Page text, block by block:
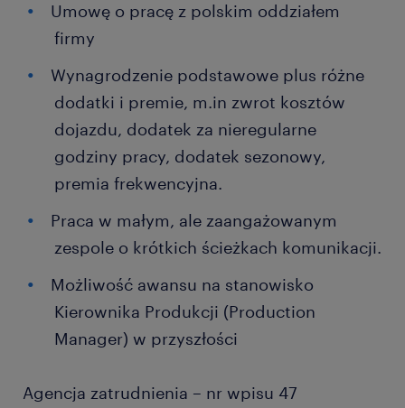
Umowę o pracę z polskim oddziałem
firmy
Wynagrodzenie podstawowe plus różne
dodatki i premie, m.in zwrot kosztów
dojazdu, dodatek za nieregularne
godziny pracy, dodatek sezonowy,
premia frekwencyjna.
Praca w małym, ale zaangażowanym
zespole o krótkich ścieżkach komunikacji.
Możliwość awansu na stanowisko
Kierownika Produkcji (Production
Manager) w przyszłości
Agencja zatrudnienia – nr wpisu 47